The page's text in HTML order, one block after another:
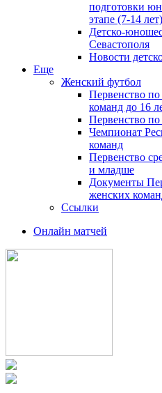
подготовки
этапе (7-14
Детско-
Севастополя
Новости
Еще
Женский футбол
Первенство
команд до 16
Первенство
Чемпионат
команд
Первенство
и младше
Документы
женских
Ссылки
Онлайн матчей